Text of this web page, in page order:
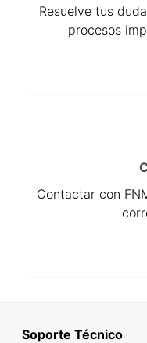
Resuelve tus
procesos
Contactar con
Soporte Técnico